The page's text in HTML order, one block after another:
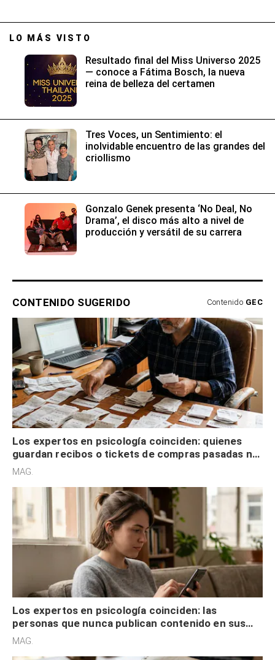
LO MÁS VISTO
Resultado final del Miss Universo 2025
— conoce a Fátima Bosch, la nueva
reina de belleza del certamen
Tres Voces, un Sentimiento: el
inolvidable encuentro de las grandes del
criollismo
Gonzalo Genek presenta ‘No Deal, No
Drama’, el disco más alto a nivel de
producción y versátil de su carrera
CONTENIDO SUGERIDO Contenido GEC
Los expertos en psicología coinciden: quienes
guardan recibos o tickets de compras pasadas no
son acumuladores, sino que tienen necesidad de
MAG.
Los expertos en psicología coinciden: las
personas que nunca publican contenido en sus
redes sociales no pretenden buscar validación
MAG.